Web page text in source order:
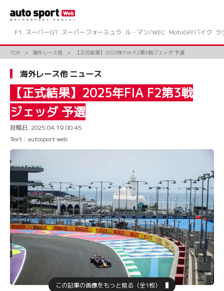
ツ
ス
F1 スーパーGT スーパーフォーミュラ ル・マン/WEC MotoGP/バイク ラ
TOP 海外レース他 【正式結果】2025年FIA F2第3戦ジェッダ 予選
海外レース他 ニュース
【正式結果】2025年FIA F2第3戦
ジェッダ 予選
投稿日: 2025.04.19 00:45
Text：autosport web
この記事の画像をもっと見る（全1枚）